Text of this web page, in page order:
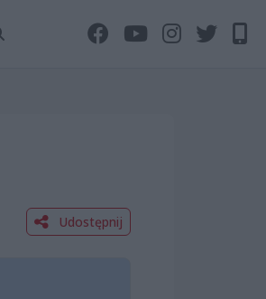
Udostępnij